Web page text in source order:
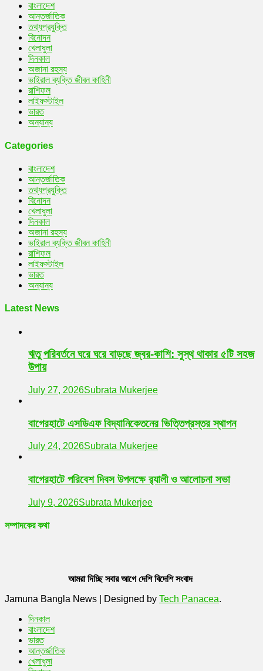
বাংলাদেশ
আন্তর্জাতিক
তথ্যপ্রযুক্তি
বিনোদন
খেলাধুলা
দিনকাল
অজানা রহস্য
ভাইরাল ব্যক্তি জীবন কাহিনী
রাশিফল
লাইফস্টাইল
ভারত
অন্যান্য
Categories
বাংলাদেশ
আন্তর্জাতিক
তথ্যপ্রযুক্তি
বিনোদন
খেলাধুলা
দিনকাল
অজানা রহস্য
ভাইরাল ব্যক্তি জীবন কাহিনী
রাশিফল
লাইফস্টাইল
ভারত
অন্যান্য
Latest News
ঋতু পরিবর্তনে ঘরে ঘরে বাড়ছে জ্বর-কাশি: সুস্থ থাকার ৫টি সহজ
উপায়
July 27, 2026Subrata Mukerjee
বাগেরহাটে এসডিএফ বিদ্যানিকেতনের ভিত্তিপ্রস্তর স্থাপন
July 24, 2026Subrata Mukerjee
বাগেরহাটে পরিবেশ দিবস উপলক্ষে র‌্যালী ও আলোচনা সভা
July 9, 2026Subrata Mukerjee
সম্পাদকের কথা
আমরা দিচ্ছি সবার আগে দেশি বিদেশি সংবাদ
Jamuna Bangla News
Designed by Tech Panacea.
দিনকাল
বাংলাদেশ
ভারত
আন্তর্জাতিক
খেলাধুলা